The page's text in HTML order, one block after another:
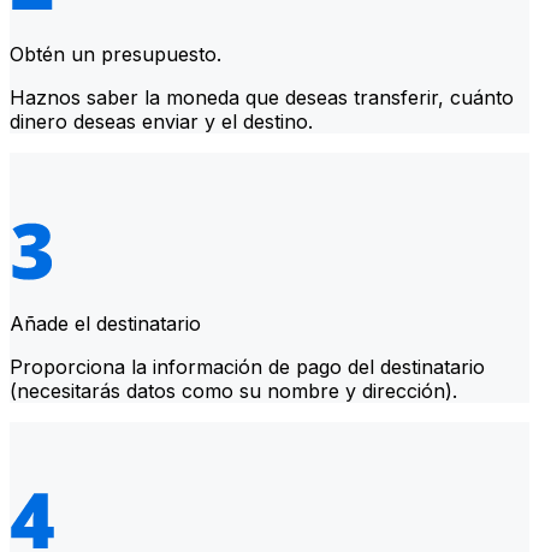
Obtén un presupuesto.
Haznos saber la moneda que deseas transferir, cuánto
dinero deseas enviar y el destino.
Añade el destinatario
Proporciona la información de pago del destinatario
(necesitarás datos como su nombre y dirección).